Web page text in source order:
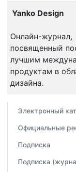
Yanko Design
Онлайн-журнал,
посвященный
лучшим
продуктам в
дизайна.
Электронный
Официальные
Подписка
Подписка